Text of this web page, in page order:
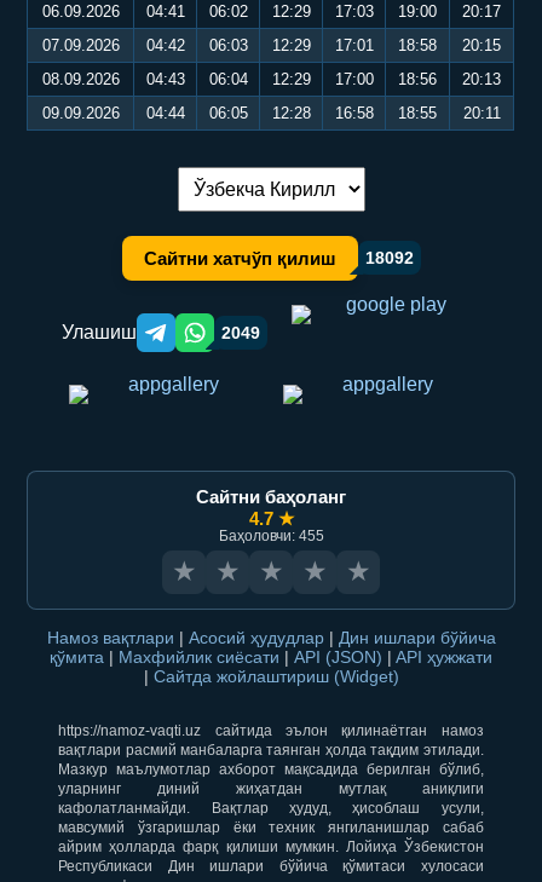
06.09.2026
04:41 06:02 12:29 17:03 19:00
20:17
07.09.2026
04:42 06:03 12:29 17:01 18:58
20:15
08.09.2026
04:43 06:04 12:29 17:00 18:56
20:13
09.09.2026
04:44 06:05 12:28 16:58 18:55 20:11
Тилни алмаштириш:
Сайтни хатчўп қилиш 18092
Улашиш Telegram orqali ulashish
WhatsApp orqali ulashish
2049
Сайтни баҳоланг
4.7 ★
Баҳоловчи: 455
★ ★ ★ ★ ★
Намоз вақтлари | Асосий ҳудудлар | Дин ишлари бўйича
қўмита | Махфийлик сиёсати | API (JSON) | API ҳужжати
| Сайтда жойлаштириш (Widget)
https://namoz-vaqti.uz сайтида эълон қилинаётган намоз
вақтлари расмий манбаларга таянган ҳолда тақдим этилади.
Мазкур маълумотлар ахборот мақсадида берилган бўлиб,
уларнинг диний жиҳатдан мутлақ аниқлиги
кафолатланмайди. Вақтлар ҳудуд, ҳисоблаш усули,
мавсумий ўзгаришлар ёки техник янгиланишлар сабаб
айрим ҳолларда фарқ қилиши мумкин. Лойиҳа Ўзбекистон
Республикаси Дин ишлари бўйича қўмитаси хулосаси